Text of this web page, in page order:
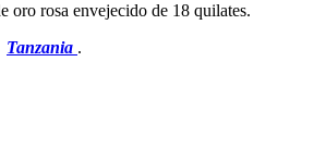
oro rosa envejecido de 18 quilates.
Tanzania .